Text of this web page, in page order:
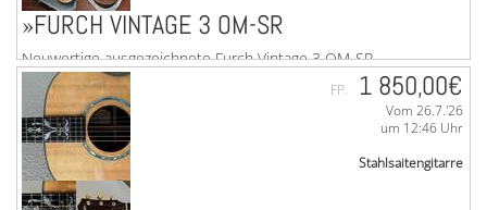
»FURCH VINTAGE 3 OM-SR
Neuwertige ausgezeichnete Furch Vintage 3 OM-SR
Steelstring, mit Furch-Koffer und eingebautem LR-Baggs-
Anthem-Tonabnehmersystem. Mit Seriennummer. Decke
...mehr
FP. 1 850,00€
Vom 26.7.'26
um 12:46 Uhr
Stahlsaitengitarre